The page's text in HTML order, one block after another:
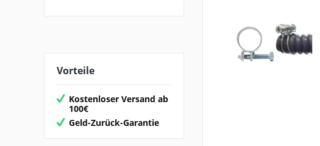
Vorteile
Kostenloser Versand ab
100€
Geld-Zurück-Garantie